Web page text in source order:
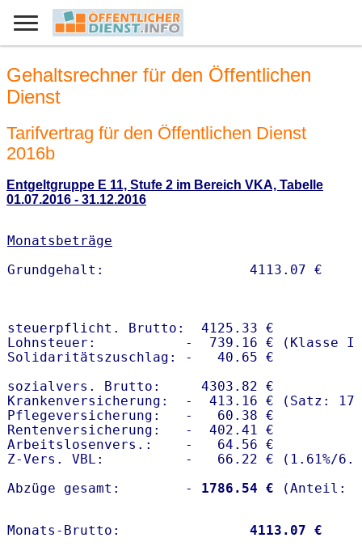
Gehaltsrechner für den Öffentlichen
Dienst
Tarifvertrag für den Öffentlichen Dienst
2016b
Entgeltgruppe E 11, Stufe 2 im Bereich VKA, Tabelle
01.07.2016 - 31.12.2016
Monatsbeträge
steuerpflicht. Brutto:  4125.33 €
Lohnsteuer:           -  739.16 € (Klasse I)
Solidaritätszuschlag: -   40.65 €
sozialvers. Brutto:     4303.82 €
Krankenversicherung:  -  413.16 € (Satz:
Pflegeversicherung:   -   60.38 €
Rentenversicherung:   -  402.41 €
Arbeitslosenvers.:    -   64.56 €
Z-Vers. VBL:          -   66.22 € ( 1.61%/
Abzüge gesamt:        -
1786.54 €
Monats-Brutto: 4113.07 €